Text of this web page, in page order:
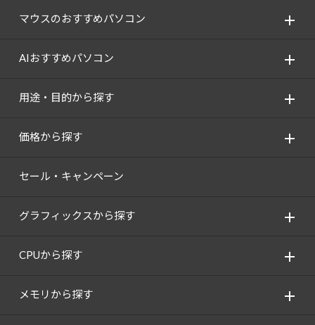
マウスのおすすめパソコン
AIおすすめパソコン
用途・目的から探す
価格から探す
セール・キャンペーン
グラフィックスから探す
CPUから探す
メモリから探す